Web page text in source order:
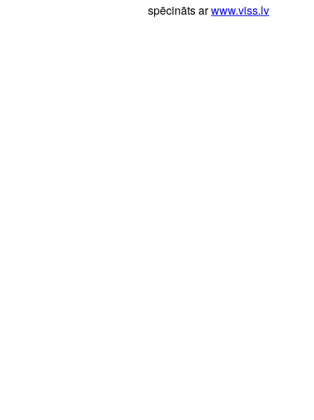
spēcināts arwww.viss.lv